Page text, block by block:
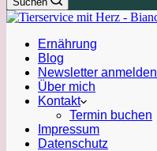
Ernährung
Blog
Newsletter anmelden
Über mich
Kontakt
Termin buchen
Impressum
Datenschutz